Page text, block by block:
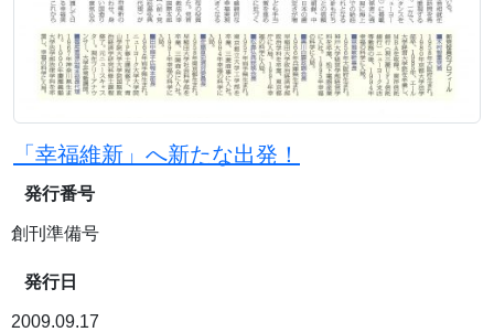
「幸福維新」へ新たな出発！
発行番号
創刊準備号
発行日
2009.09.17